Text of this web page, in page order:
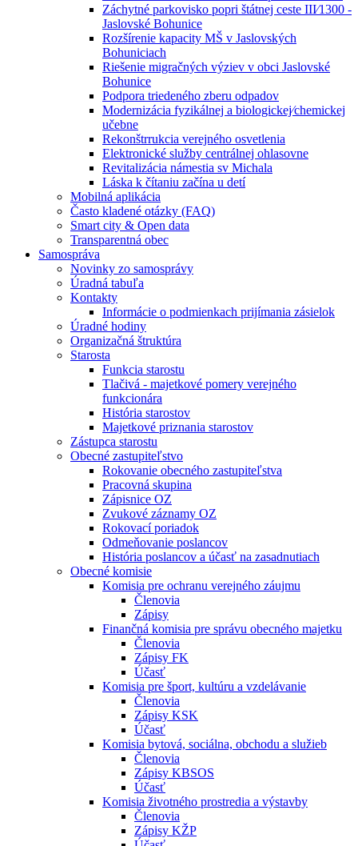
Záchytné parkovisko popri štátnej ceste III⁄1300 -
Jaslovské Bohunice
Rozšírenie kapacity MŠ v Jaslovských
Bohuniciach
Riešenie migračných výziev v obci Jaslovské
Bohunice
Podpora triedeného zberu odpadov
Modernizácia fyzikálnej a biologickej⁄chemickej
učebne
Rekonštrrukcia verejného osvetlenia
Elektronické služby centrálnej ohlasovne
Revitalizácia námestia sv Michala
Láska k čítaniu začína u detí
Mobilná aplikácia
Často kladené otázky (FAQ)
Smart city & Open data
Transparentná obec
Samospráva
Novinky zo samosprávy
Úradná tabuľa
Kontakty
Informácie o podmienkach prijímania zásielok
Úradné hodiny
Organizačná štruktúra
Starosta
Funkcia starostu
Tlačivá - majetkové pomery verejného
funkcionára
História starostov
Majetkové priznania starostov
Zástupca starostu
Obecné zastupiteľstvo
Rokovanie obecného zastupiteľstva
Pracovná skupina
Zápisnice OZ
Zvukové záznamy OZ
Rokovací poriadok
Odmeňovanie poslancov
História poslancov a účasť na zasadnutiach
Obecné komisie
Komisia pre ochranu verejného záujmu
Členovia
Zápisy
Finančná komisia pre správu obecného majetku
Členovia
Zápisy FK
Účasť
Komisia pre šport, kultúru a vzdelávanie
Členovia
Zápisy KSK
Účasť
Komisia bytová, sociálna, obchodu a služieb
Členovia
Zápisy KBSOS
Účasť
Komisia životného prostredia a výstavby
Členovia
Zápisy KŽP